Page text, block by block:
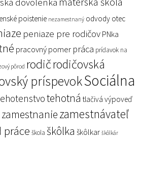
poistenie nezamestnaný odvody otec
peniaze pre rodičov PNka
pracovný pomer práca prídavok na
pôrod rodičrodičovská
príspevokSociálna
tehotná tlačivá výpoveď
zamestnaniezamestnávateľ
práce škola škôlka škôlkar škôlkár